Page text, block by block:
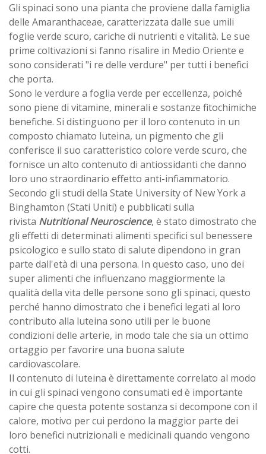
Gli spinaci sono una pianta che proviene dalla famiglia
delle Amaranthaceae, caratterizzata dalle sue umili
foglie verde scuro, cariche di nutrienti e vitalità. Le sue
prime coltivazioni si fanno risalire in Medio Oriente e
sono considerati "i re delle verdure" per tutti i benefici
che porta.
Sono le verdure a foglia verde per eccellenza, poiché
sono piene di vitamine, minerali e sostanze fitochimiche
benefiche. Si distinguono per il loro contenuto in un
composto chiamato luteina, un pigmento che gli
conferisce il suo caratteristico colore verde scuro, che
fornisce un alto contenuto di antiossidanti che danno
loro uno straordinario effetto anti-infiammatorio.
Secondo gli studi della State University of New York a
Binghamton (Stati Uniti) e pubblicati sulla
rivista Nutritional Neuroscience, è stato dimostrato che
gli effetti di determinati alimenti specifici sul benessere
psicologico e sullo stato di salute dipendono in gran
parte dall'età di una persona. In questo caso, uno dei
super alimenti che influenzano maggiormente la
qualità della vita delle persone sono gli spinaci, questo
perché hanno dimostrato che i benefici legati al loro
contributo alla luteina sono utili per le buone
condizioni delle arterie, in modo tale che sia un ottimo
ortaggio per favorire una buona salute
cardiovascolare.
Il contenuto di luteina è direttamente correlato al modo
in cui gli spinaci vengono consumati ed è importante
capire che questa potente sostanza si decompone con il
calore, motivo per cui perdono la maggior parte dei
loro benefici nutrizionali e medicinali quando vengono
cotti.